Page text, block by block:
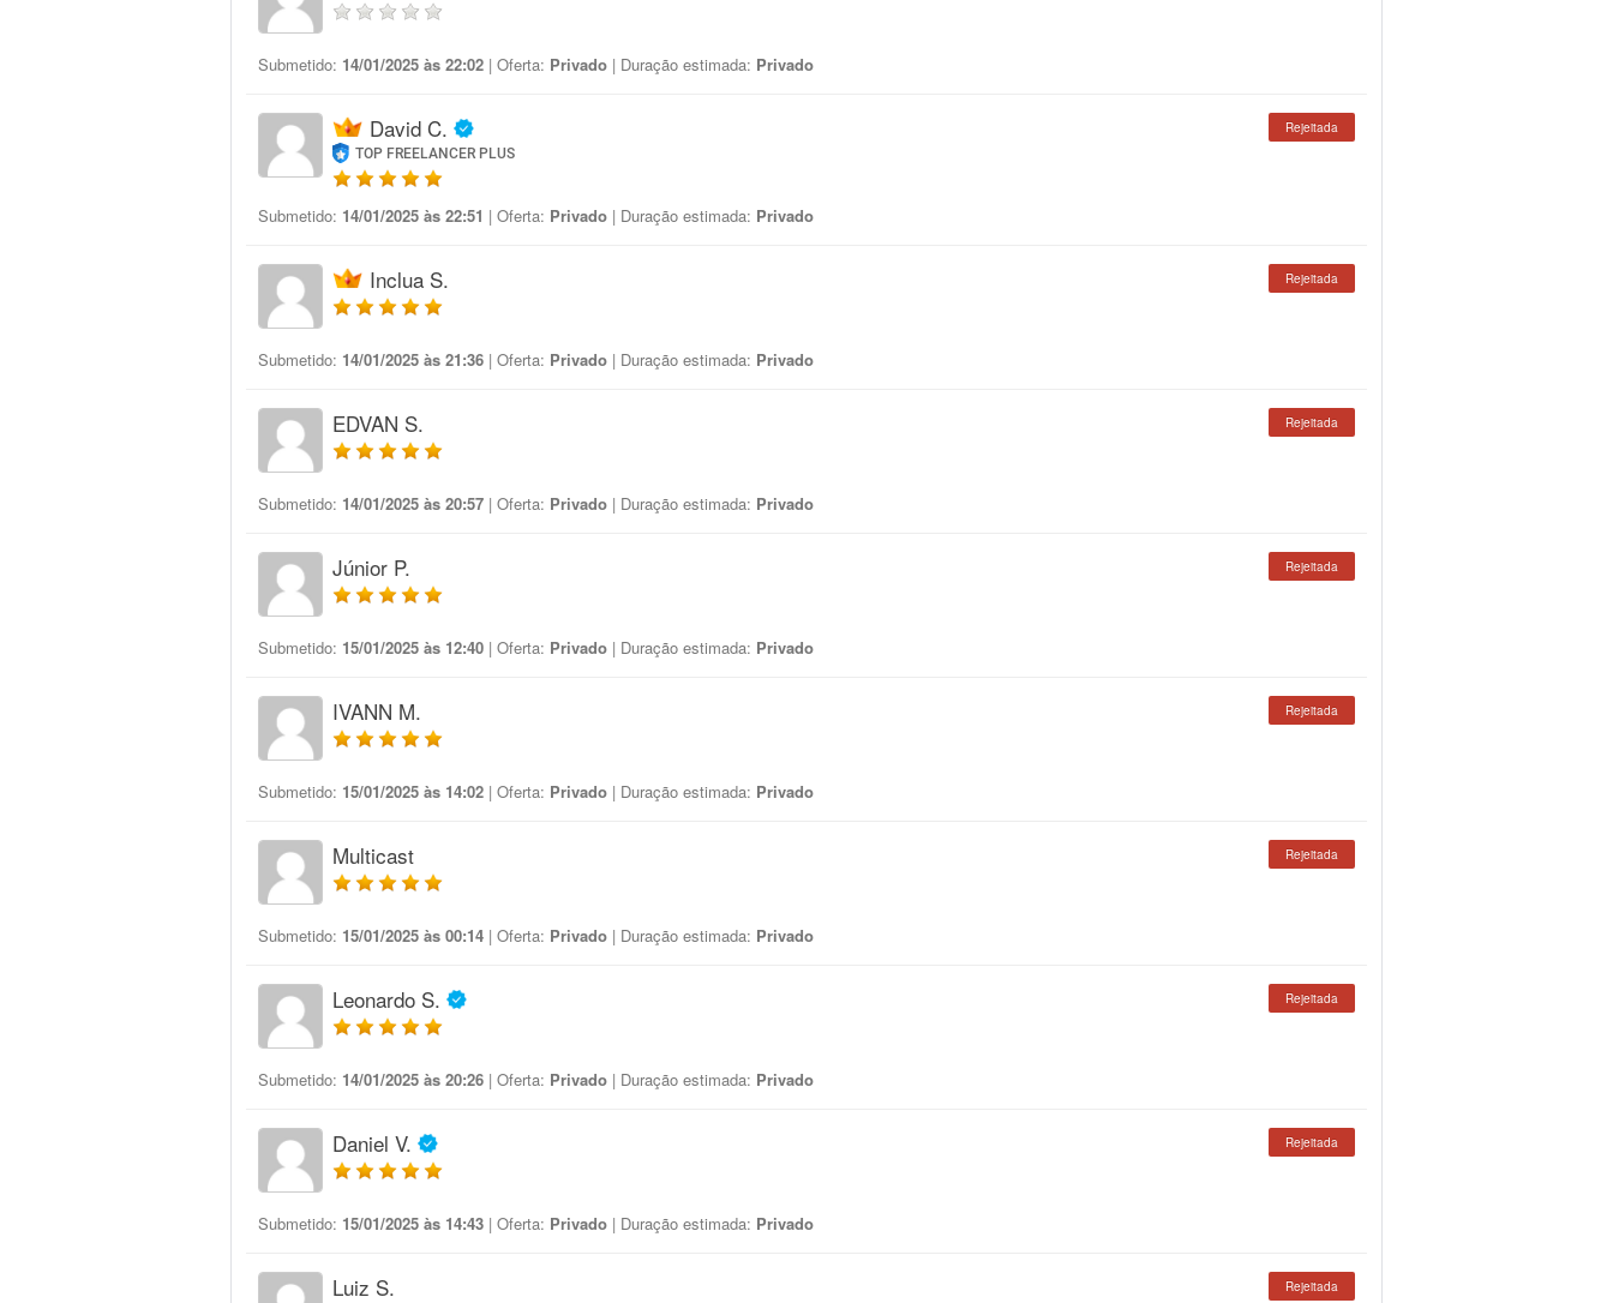
Submetido: 14/01/2025 às 22:02 | Oferta: Privado | Duração estimada: Privado
David C.
TOP FREELANCER PLUS
Rejeitada
Submetido: 14/01/2025 às 22:51 | Oferta: Privado | Duração estimada: Privado
Inclua S. Rejeitada
Submetido: 14/01/2025 às 21:36 | Oferta: Privado | Duração estimada: Privado
EDVAN S. Rejeitada
Submetido: 14/01/2025 às 20:57 | Oferta: Privado | Duração estimada: Privado
Júnior P. Rejeitada
Submetido: 15/01/2025 às 12:40 | Oferta: Privado | Duração estimada: Privado
IVANN M. Rejeitada
Submetido: 15/01/2025 às 14:02 | Oferta: Privado | Duração estimada: Privado
Multicast Rejeitada
Submetido: 15/01/2025 às 00:14 | Oferta: Privado | Duração estimada: Privado
Leonardo S. Rejeitada
Submetido: 14/01/2025 às 20:26 | Oferta: Privado | Duração estimada: Privado
Daniel V. Rejeitada
Submetido: 15/01/2025 às 14:43 | Oferta: Privado | Duração estimada: Privado
Luiz S. Rejeitada